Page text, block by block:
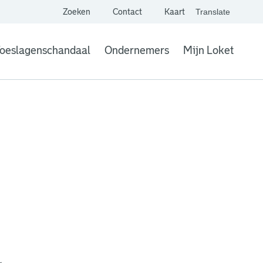
Zoeken Contact Kaart
. Link opent een
Translate
website,
Vertaal
Ondernemers Mijn Loket
. Link opent een